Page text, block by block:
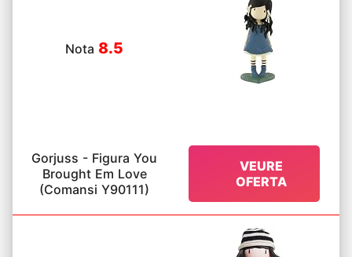
Nota 8.5
Gorjuss - Figura You
Brought Em Love
(Comansi Y90111)
VEURE
OFERTA